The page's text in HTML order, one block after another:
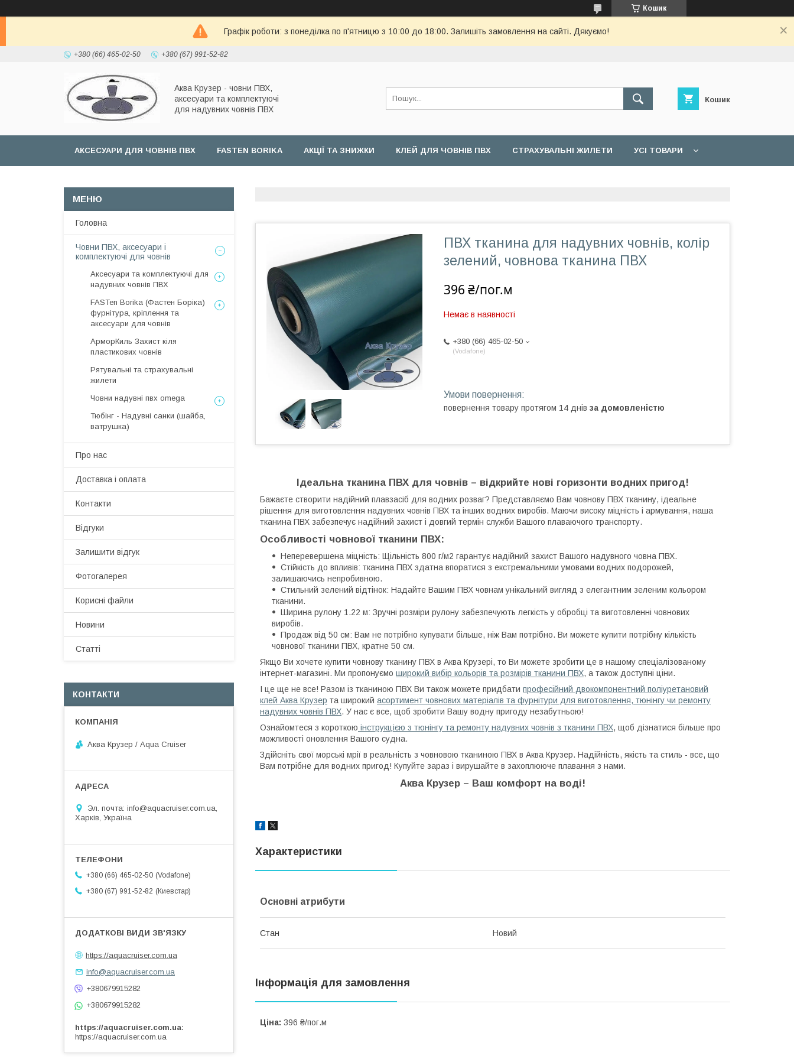
Кошик
Графік роботи: з понеділка по п'ятницю з 10:00 до 18:00. Залишіть замовлення на сайті. Дякуємо!
+380 (66) 465-02-50 +380 (67) 991-52-82
Аква Крузер - човни ПВХ,
аксесуари та комплектуючі
для надувних човнів ПВХ
Кошик
АКСЕСУАРИ ДЛЯ ЧОВНІВ ПВХ FASTEN BORIKA АКЦІЇ ТА ЗНИЖКИ КЛЕЙ ДЛЯ ЧОВНІВ ПВХ СТРАХУВАЛЬНІ ЖИЛЕТИ УСІ ТОВАРИ
ПВХ тканина для надувних човнів, колір
зелений, човнова тканина ПВХ
396 ₴/пог.м
Немає в наявності
+380 (66) 465-02-50
Vodafone
повернення товару протягом 14 днів за домовленістю
Ідеальна тканина ПВХ для човнів – відкрийте нові горизонти водних пригод!
Бажаєте створити надійний плавзасіб для водних розваг? Представляємо Вам човнову ПВХ тканину, ідеальне
рішення для виготовлення надувних човнів ПВХ та інших водних виробів. Маючи високу міцність і армування, наша
тканина ПВХ забезпечує надійний захист і довгий термін служби Вашого плаваючого транспорту.
Особливості човнової тканини ПВХ:
Неперевершена міцність: Щільність 800 г/м2 гарантує надійний захист Вашого надувного човна ПВХ.
Стійкість до впливів: тканина ПВХ здатна впоратися з екстремальними умовами водних подорожей,
залишаючись непробивною.
Стильний зелений відтінок: Надайте Вашим ПВХ човнам унікальний вигляд з елегантним зеленим кольором
тканини.
Ширина рулону 1.22 м: Зручні розміри рулону забезпечують легкість у обробці та виготовленні човнових
виробів.
Продаж від 50 см: Вам не потрібно купувати більше, ніж Вам потрібно. Ви можете купити потрібну кількість
човнової тканини ПВХ, кратне 50 см.
Якщо Ви хочете купити човнову тканину ПВХ в Аква Крузері, то Ви можете зробити це в нашому спеціалізованому
інтернет-магазині. Ми пропонуємо широкий вибір кольорів та розмірів тканини ПВХ, а також доступні ціни.
І це ще не все! Разом із тканиною ПВХ Ви також можете придбати професійний двокомпонентний поліуретановий
клей Аква Крузер та широкий асортимент човнових матеріалів та фурнітури для виготовлення, тюнінгу чи ремонту
надувних човнів ПВХ. У нас є все, щоб зробити Вашу водну пригоду незабутньою!
Ознайомтеся з короткою інструкцією з тюнінгу та ремонту надувних човнів з тканини ПВХ, щоб дізнатися більше про
можливості оновлення Вашого судна.
Здійсніть свої морські мрії в реальність з човновою тканиною ПВХ в Аква Крузер. Надійність, якість та стиль - все, що
Вам потрібне для водних пригод! Купуйте зараз і вирушайте в захоплююче плавання з нами.
Аква Крузер – Ваш комфорт на воді!
Характеристики
Основні атрибути
Стан Новий
Інформація для замовлення
Ціна: 396 ₴/пог.м
Головна
Човни ПВХ, аксесуари і
комплектуючі для човнів
Аксесуари та комплектуючі для
надувних човнів ПВХ
FASTen Borika (Фастен Боріка)
фурнітура, кріплення та
аксесуари для човнів
АрморКиль Захист кіля
пластикових човнів
Рятувальні та страхувальні
жилети
Човни надувні пвх omega
Тюбінг - Надувні санки (шайба,
ватрушка)
Про нас
Доставка і оплата
Контакти
Відгуки
Залишити відгук
Фотогалерея
Корисні файли
Новини
Статті
КОНТАКТИ
Аква Крузер / Aqua Cruiser
Эл. почта: info@aquacruiser.com.ua,
Харків, Україна
+380 (66) 465-02-50 Vodafone
+380 (67) 991-52-82
Киевстар
https://aquacruiser.com.ua
info@aquacruiser.com.ua
+380679915282
+380679915282
https://aquacruiser.com.ua
https://aquacruiser.com.ua